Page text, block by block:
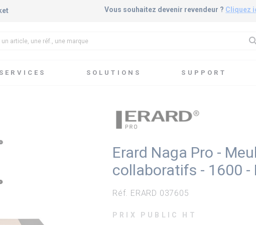
Vous souhaitez devenir revendeur ? Cliquez
SERVICES SOLUTIONS SUPPORT
Erard Naga Pro -
collaboratifs - 1600 -
Réf. ERARD 037605
PRIX PUBLIC HT